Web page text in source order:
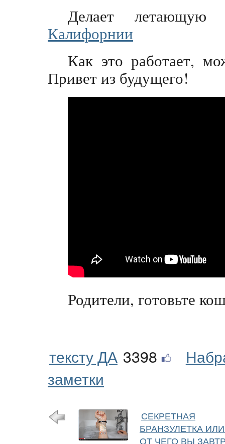
Делает
Калифорнии
Как это работает,
Привет из будущего!
Родители, готовьте
тексту ДА 3398
заметки
СЕКРЕТНАЯ
БРАНЗУЛЕТКА
ОТ ЧЕГО ВЫ